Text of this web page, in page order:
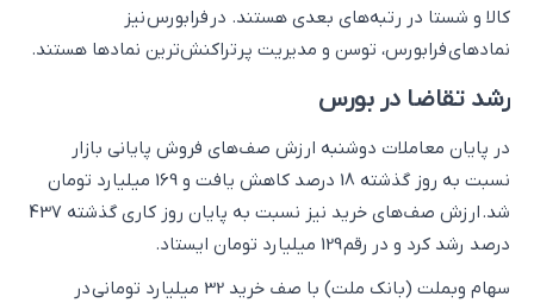
کالا و شستا در رتبه‌های بعدی هستند. در فرابورس نیز
نمادهای فرابورس، توسن و مدیریت پرتراکنش‌‌ترین نمادها هستند.
رشد تقاضا در بورس
در پایان معاملات دوشنبه ارزش صف‌های فروش پایانی بازار
نسبت به روز گذشته 18 درصد کاهش یافت و 169 میلیارد تومان
شد. ارزش صف‌های خرید نیز نسبت به پایان روز کاری گذشته 437
درصد رشد کرد و در رقم 129 میلیارد تومان ایستاد.
سهام وبملت (بانک ملت) با صف‌ خرید 32 میلیارد تومانی در